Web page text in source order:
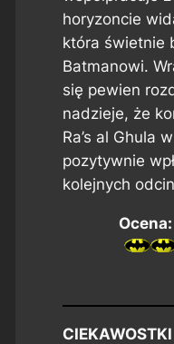
horyzoncie
która świetnie
Batmanowi.
się pewien
nadzieje, że
Ra’s al Ghula
pozytywnie
kolejnych